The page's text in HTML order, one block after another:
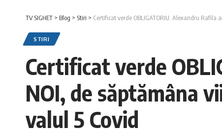
TV SIGHET > Blog > Stiri > Certificat verde OBLIGATORIU. Alexandru Rafila
STIRI
Certificat verde
NOI, de săptămâna
valul 5 Covid